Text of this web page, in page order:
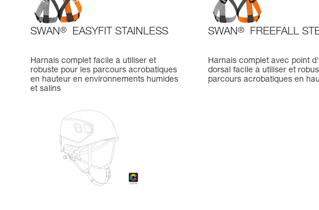
SWAN® EASYFIT STAINLESS
Harnais complet facile à utiliser et
robuste pour les parcours acrobatiques
en hauteur en environnements humides
et salins
SWAN® FREEFALL
Harnais complet avec point
dorsal facile à utiliser et
parcours acrobatiques en